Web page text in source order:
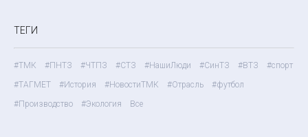
ТЕГИ
#ТМК #ПНТЗ #ЧТПЗ #СТЗ #НашиЛюди #СинТЗ #ВТЗ
#спорт
#ТАГМЕТ
#История #НовостиТМК #Отрасль
#футбол
#Производство
#Экология Все